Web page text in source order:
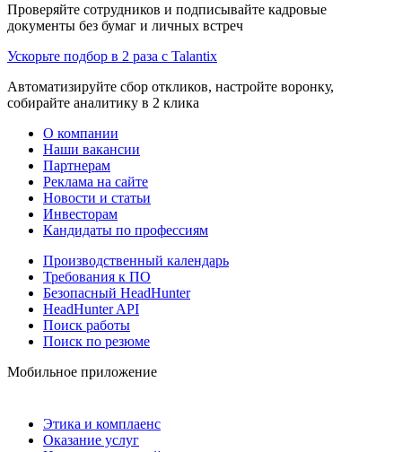
Проверяйте сотрудников и подписывайте кадровые
документы без бумаг и личных встреч
Ускорьте подбор в 2 раза с Talantix
Автоматизируйте сбор откликов, настройте воронку,
собирайте аналитику в 2 клика
О компании
Наши вакансии
Партнерам
Реклама на сайте
Новости и статьи
Инвесторам
Кандидаты по профессиям
Производственный календарь
Требования к ПО
Безопасный HeadHunter
HeadHunter API
Поиск работы
Поиск по резюме
Мобильное приложение
Этика и комплаенс
Оказание услуг